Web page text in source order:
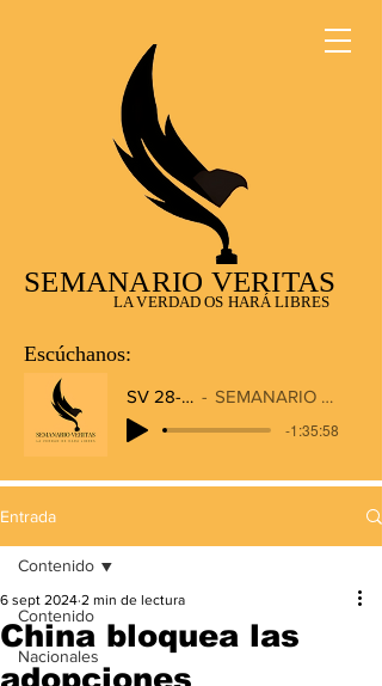
SEMANARIO VERITAS
LA VERDAD OS HARÁ LIBRES
Escúchanos:
SV 28-12-2025
SEMANARIO VERITAS RADIO
-1:35:58
Entrada
Contenido
Nacionales
Contenido
China bloquea las
adopciones
6 sept 2024 2 min de lectura